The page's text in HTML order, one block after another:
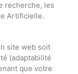
recherche, les
Artificielle.
site web soit
(adaptabilité
que votre